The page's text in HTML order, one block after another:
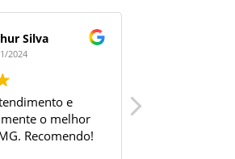
EmilioR Rodrigues
Muito bom, ótimo
atendimento